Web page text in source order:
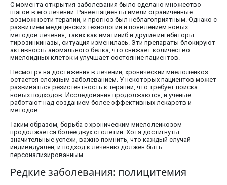
С момента открытия заболевания было сделано множество
шагов в его лечении. Ранее пациенты имели ограниченные
возможности терапии, и прогноз был неблагоприятным. Однако с
развитием медицинских технологий и появлением новых
методов лечения, таких как иматиниб и другие ингибиторы
тирозинкиназы, ситуация изменилась. Эти препараты блокируют
активность аномального белка, что снижает количество
миелоидных клеток и улучшает состояние пациентов.
Несмотря на достижения в лечении, хронический миелолейкоз
остается сложным заболеванием. У некоторых пациентов может
развиваться резистентность к терапии, что требует поиска
новых подходов. Исследования продолжаются, и ученые
работают над созданием более эффективных лекарств и
методов.
Таким образом, борьба с хроническим миелолейкозом
продолжается более двух столетий. Хотя достигнуты
значительные успехи, важно помнить, что каждый случай
индивидуален, и подход к лечению должен быть
персонализированным.
Редкие заболевания: полицитемия